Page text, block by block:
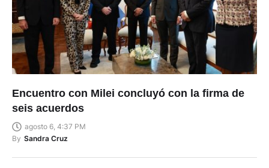
Encuentro con Milei concluyó con la firma de
seis acuerdos
agosto 6, 4:37 PM
By Sandra Cruz